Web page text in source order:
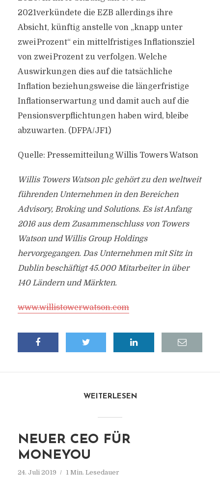
2021verkündete die EZB allerdings ihre
Absicht, künftig anstelle von „knapp unter
zwei Prozent“ ein mittelfristiges Inflationsziel
von zwei Prozent zu verfolgen. Welche
Auswirkungen dies auf die tatsächliche
Inflation beziehungsweise die längerfristige
Inflationserwartung und damit auch auf die
Pensionsverpflichtungen haben wird, bleibe
abzuwarten. (DFPA/JF1)
Quelle: Pressemitteilung Willis Towers Watson
Willis Towers Watson plc gehört zu den weltweit
führenden Unternehmen in den Bereichen
Advisory, Broking und Solutions. Es ist Anfang
2016 aus dem Zusammenschluss von Towers
Watson und Willis Group Holdings
hervorgegangen. Das Unternehmen mit Sitz in
Dublin beschäftigt 45.000 Mitarbeiter in über
140 Ländern und Märkten.
www.willistowerwatson.com
WEITERLESEN
NEUER CEO FÜR
MONEYOU
24. Juli 2019 1 Min. Lesedauer